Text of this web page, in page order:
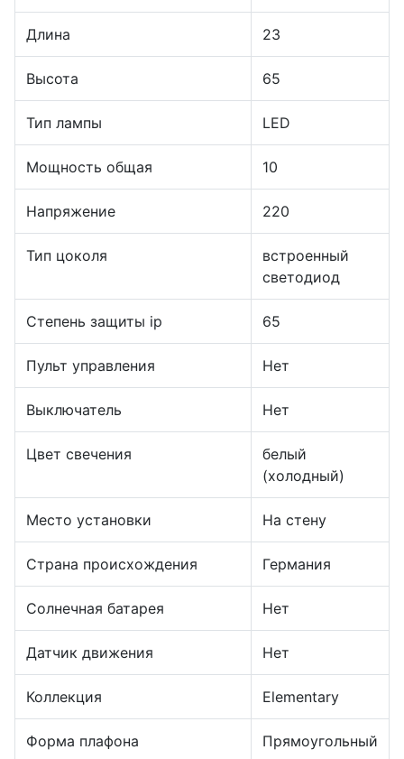
Длина 23
Высота 65
Тип лампы LED
Мощность общая 10
Напряжение 220
Тип цоколя
встроенный
светодиод
Степень защиты ip 65
Пульт управления Нет
Выключатель Нет
Цвет свечения
белый
(холодный)
Место установки На стену
Страна происхождения Германия
Солнечная батарея Нет
Датчик движения Нет
Коллекция Elementary
Форма плафона Прямоугольный